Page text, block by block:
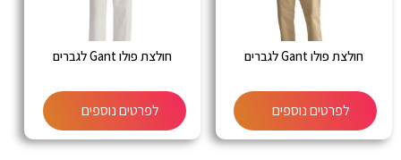
חולצת פולו Gant לגברים
לפרטים נוספים
חולצת פולו Gant לגברים
לפרטים נוספים